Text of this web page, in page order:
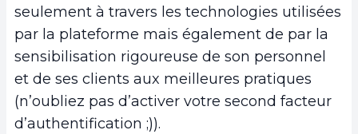
seulement à travers les technologies utilisées
par la plateforme mais également de par la
sensibilisation rigoureuse de son personnel
et de ses clients aux meilleures pratiques
(n’oubliez pas d’activer votre second facteur
d’authentification ;)).